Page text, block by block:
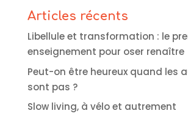
Articles récents
Libellule et transformation : le
enseignement pour oser renaître
Peut-on être heureux quand les
sont pas ?
Slow living, à vélo et autrement